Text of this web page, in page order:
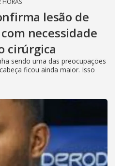
HORAS
lesão de
necessidade
cirúrgica
sendo uma das preocupações
ficou ainda maior. Isso